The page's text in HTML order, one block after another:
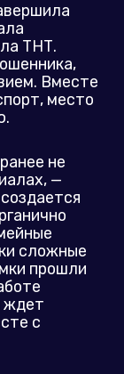
ТНТ.
Вместе
место
не
—
сложные
прошли
ждет
с